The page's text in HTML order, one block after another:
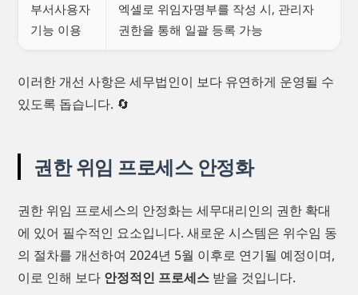
부서사용자
기능 이용
엑셀로 위임자명부를 작성 시, 관리자
권한을 통해 일괄 등록 가능
이러한 개선 사항은 세무법인이 보다 유연하게 운영될 수
있도록 돕습니다. 🔄
권한 위임 프로세스 안정화
권한 위임 프로세스의 안정화는 세무대리인의 권한 확대
에 있어 필수적인 요소입니다. 새로운 시스템은 위수임 동
의 절차를 개선하여 2024년 5월 이후로 연기될 예정이며,
이로 인해 보다 안정적인 프로세스 받을 것입니다.